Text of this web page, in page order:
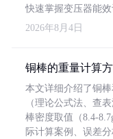
快速掌握变压器能效
2026年8月4日
铜棒的重量计算
本文详细介绍了铜
（理论公式法、查
棒密度取值（8.4-
际计算案例、误差